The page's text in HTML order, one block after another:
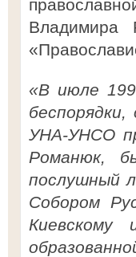
Владимира
«В июле
УНА-УНСО
Романюк,
послушный
Собором